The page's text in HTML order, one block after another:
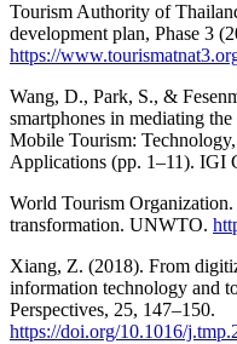
Tourism Authority of
development plan, Phase 3
https://
Wang, D., Park, S., &
smartphones in mediating
Mobile Tourism:
Applications (pp. 1–11). IGI
World Tourism
transformation. UNWTO.
Xiang, Z. (2018). From
information technology and
Perspectives, 25, 147–150.
https://doi.org/10.1016/